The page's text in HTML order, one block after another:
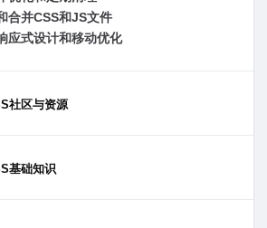
合并CSS和JS⽂件
应式设计和移动优化
社区与资源
基础知识